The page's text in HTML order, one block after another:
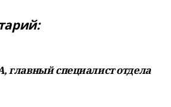
главный специалист отдела